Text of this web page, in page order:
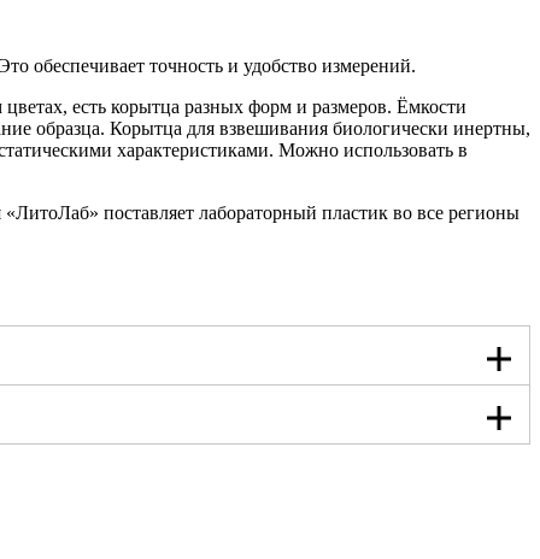
обеспечивает точность и удобство измерений.
есть корытца разных форм и размеров. Ёмкости
образца. Корытца для взвешивания биологически инертны,
характеристиками. Можно использовать в
поставляет лабораторный пластик во все регионы